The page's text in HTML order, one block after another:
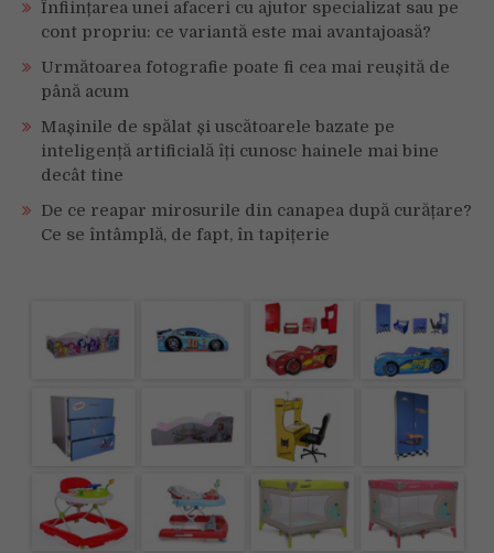
selectate
Înființarea unei afaceri cu ajutor specializat sau pe
cont propriu: ce variantă este mai avantajoasă?
Următoarea fotografie poate fi cea mai reușită de
până acum
Mașinile de spălat și uscătoarele bazate pe
inteligență artificială îți cunosc hainele mai bine
decât tine
De ce reapar mirosurile din canapea după curățare?
Ce se întâmplă, de fapt, în tapițerie